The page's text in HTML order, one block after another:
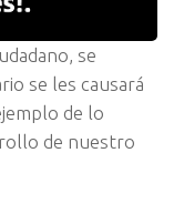
se
se les causará
de lo
de nuestro